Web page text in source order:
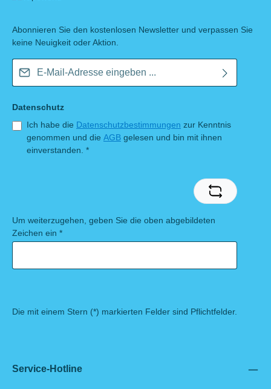
Abonnieren Sie den kostenlosen Newsletter und verpassen Sie
keine Neuigkeit oder Aktion.
Datenschutz
Ich habe die Datenschutzbestimmungen zur Kenntnis
genommen und die AGB gelesen und bin mit ihnen
einverstanden. *
Um weiterzugehen, geben Sie die oben abgebildeten
Zeichen ein *
Die mit einem Stern (*) markierten Felder sind Pflichtfelder.
Service-Hotline